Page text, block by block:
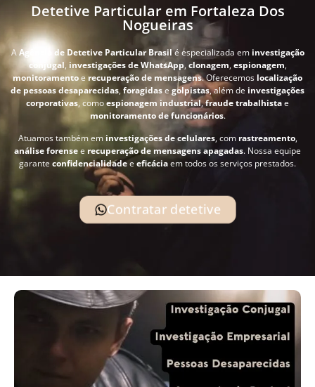
Detetive Particular em Fortaleza Dos
Nogueiras
AAgência de Detetive Particular Brasilé especializada em investigação
conjugal, investigações de WhatsApp,clonagem,espionagem,
monitoramentoerecuperação de mensagens. Oferecemos localização
de pessoas desaparecidas,foragidase golpistas, além de investigações
corporativas, comoespionagem industrial,fraude trabalhistae
monitoramento de funcionários.
Atuamos também em investigações de celulares, com rastreamento,
análise forensee recuperação de mensagens apagadas. Nossa equipe
garanteconfidencialidadee eficáciaem todos os serviços prestados.
Contratar detetive